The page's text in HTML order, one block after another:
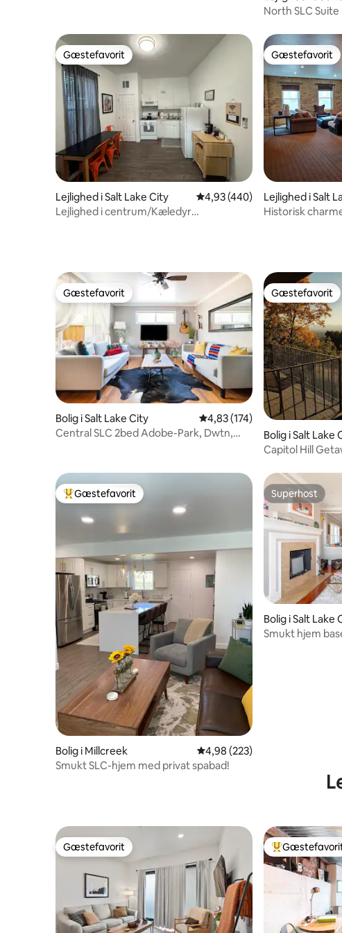
North SLC Suite
Gæstefavorit
Gæstefavorit
Lejlighed i Salt Lake City 4,93 ud af 5 i gennemsnitlig
4,93 (440)
Lejlighed i centrum/Kæledyr
Gæstefavorit
Gæstefavorit
Lejlighed i Salt
Historisk
perfekt
Gæstefavorit
Gæstefavorit
Bolig i Salt Lake City 4,83 ud af 5 i gennemsnitlig
4,83 (174)
Central SLC 2bed Adobe-Park, Dwtn,
Gæstefavorit
Gæstefavorit
Bolig i Salt Lake
Capitol Hill
Bedste gæstefavorit
Gæstefavorit
Bolig i Millcreek 4,98 ud af 5 i gennemsnitlig
4,98 (223)
Smukt SLC-hjem med privat spabad!
Superhost
Superhost
Bolig i Salt Lake
Smukt hjem
Gæstefavorit
Gæstefavorit Bedste